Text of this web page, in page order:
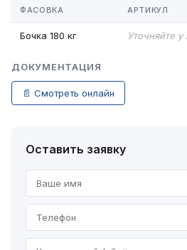
ФАСОВКА АРТИКУЛ
Бочка 180 кг Уточняйте
ДОКУМЕНТАЦИЯ
📄 Смотреть онлайн
Оставить заявку